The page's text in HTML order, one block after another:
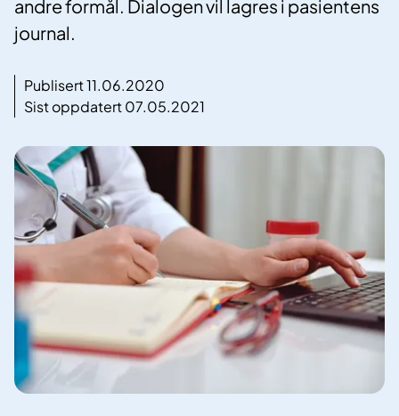
andre formål. Dialogen vil lagres i pasientens
journal.
Publisert 11.06.2020
Sist oppdatert 07.05.2021